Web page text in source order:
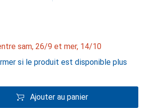
sam, 26/9 et mer, 14/10
si le produit est disponible plus
Ajouter au panier